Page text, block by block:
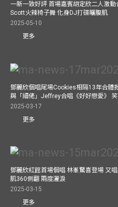
一新一致好評 首場嘉賓胡定欣二人激動
Scott火辣椅子舞 化身DJ打碟曬腹肌
2025-05-10
更多
鄧麗欣個唱尾場Cookies相隔13年合體
與「細佬」Jeffrey合唱《好好戀愛》
2025-03-17
更多
鄧麗欣紅館首場個唱 林峯驚喜登場 又
肌360側翻 兩度灑淚
2025-03-15
更多